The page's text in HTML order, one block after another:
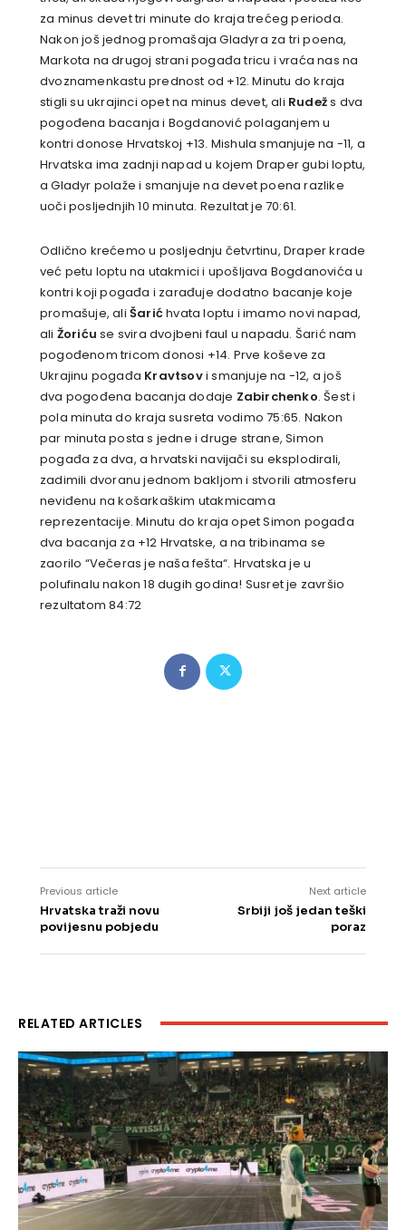
za minus devet tri minute do kraja trećeg perioda.
Nakon još jednog promašaja Gladyra za tri poena,
Markota na drugoj strani pogađa tricu i vraća nas na
dvoznamenkastu prednost od +12. Minutu do kraja
stigli su ukrajinci opet na minus devet, ali Rudežs dva
pogođena bacanja i Bogdanović polaganjem u
kontri donose Hrvatskoj +13. Mishula smanjuje na -11, a
Hrvatska ima zadnji napad u kojem Draper gubi loptu,
a Gladyr polaže i smanjuje na devet poena razlike
uoči posljednjih 10 minuta. Rezultat je 70:61.
Odlično krećemo u posljednju četvrtinu, Draper krade
već petu loptu na utakmici i upošljava Bogdanovića u
kontri koji pogađa i zarađuje dodatno bacanje koje
promašuje, ali Šarićhvata loptu i imamo novi napad,
ali Žoriću se svira dvojbeni faul u napadu. Šarić nam
pogođenom tricom donosi +14. Prve koševe za
Ukrajinu pogađa Kravtsovi smanjuje na -12, a još
dva pogođena bacanja dodaje Zabirchenko. Šest i
pola minuta do kraja susreta vodimo 75:65. Nakon
par minuta posta s jedne i druge strane, Simon
pogađa za dva, a hrvatski navijači su eksplodirali,
zadimili dvoranu jednom bakljom i stvorili atmosferu
neviđenu na košarkaškim utakmicama
reprezentacije. Minutu do kraja opet Simon pogađa
dva bacanja za +12 Hrvatske, a na tribinama se
zaorilo “Večeras je naša fešta“. Hrvatska je u
polufinalu nakon 18 dugih godina! Susret je završio
rezultatom 84:72
Previous article
Hrvatska traži novu
povijesnu pobjedu
Next article
Srbiji još jedan teški
poraz
RELATED ARTICLES